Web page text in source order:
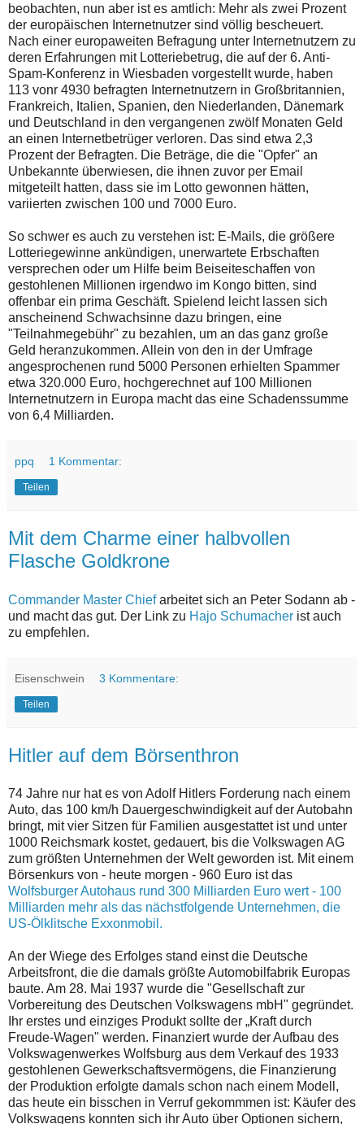
beobachten, nun aber ist es amtlich: Mehr als zwei Prozent
der europäischen Internetnutzer sind völlig bescheuert.
Nach einer europaweiten Befragung unter Internetnutzern zu
deren Erfahrungen mit Lotteriebetrug, die auf der 6. Anti-
Spam-Konferenz in Wiesbaden vorgestellt wurde, haben
113 vonr 4930 befragten Internetnutzern in Großbritannien,
Frankreich, Italien, Spanien, den Niederlanden, Dänemark
und Deutschland in den vergangenen zwölf Monaten Geld
an einen Internetbetrüger verloren. Das sind etwa 2,3
Prozent der Befragten. Die Beträge, die die "Opfer" an
Unbekannte überwiesen, die ihnen zuvor per Email
mitgeteilt hatten, dass sie im Lotto gewonnen hätten,
variierten zwischen 100 und 7000 Euro.
So schwer es auch zu verstehen ist: E-Mails, die größere
Lotteriegewinne ankündigen, unerwartete Erbschaften
versprechen oder um Hilfe beim Beiseiteschaffen von
gestohlenen Millionen irgendwo im Kongo bitten, sind
offenbar ein prima Geschäft. Spielend leicht lassen sich
anscheinend Schwachsinne dazu bringen, eine
"Teilnahmegebühr" zu bezahlen, um an das ganz große
Geld heranzukommen. Allein von den in der Umfrage
angesprochenen rund 5000 Personen erhielten Spammer
etwa 320.000 Euro, hochgerechnet auf 100 Millionen
Internetnutzern in Europa macht das eine Schadenssumme
von 6,4 Milliarden.
ppq 1 Kommentar:
Teilen
Mit dem Charme einer halbvollen
Flasche Goldkrone
Commander Master Chiefarbeitet sich an Peter Sodann ab -
und macht das gut. Der Link zu Hajo Schumacher ist auch
zu empfehlen.
Eisenschwein 3 Kommentare:
Teilen
Hitler auf dem Börsenthron
74 Jahre nur hat es von Adolf Hitlers Forderung nach einem
Auto, das 100 km/h Dauergeschwindigkeit auf der Autobahn
bringt, mit vier Sitzen für Familien ausgestattet ist und unter
1000 Reichsmark kostet, gedauert, bis die Volkswagen AG
zum größten Unternehmen der Welt geworden ist. Mit einem
Börsenkurs von - heute morgen - 960 Euro ist das
Wolfsburger Autohaus rund 300 Milliarden Euro wert - 100
Milliarden mehr als das nächstfolgende Unternehmen, die
US-Ölklitsche Exxonmobil.
An der Wiege des Erfolges stand einst die Deutsche
Arbeitsfront, die die damals größte Automobilfabrik Europas
baute. Am 28. Mai 1937 wurde die "Gesellschaft zur
Vorbereitung des Deutschen Volkswagens mbH" gegründet.
Ihr erstes und einziges Produkt sollte der „Kraft durch
Freude-Wagen" werden. Finanziert wurde der Aufbau des
Volkswagenwerkes Wolfsburg aus dem Verkauf des 1933
gestohlenen Gewerkschaftsvermögens, die Finanzierung
der Produktion erfolgte damals schon nach einem Modell,
das heute ein bisschen in Verruf gekommmen ist: Käufer des
Volkswagens konnten sich ihr Auto über Optionen sichern,